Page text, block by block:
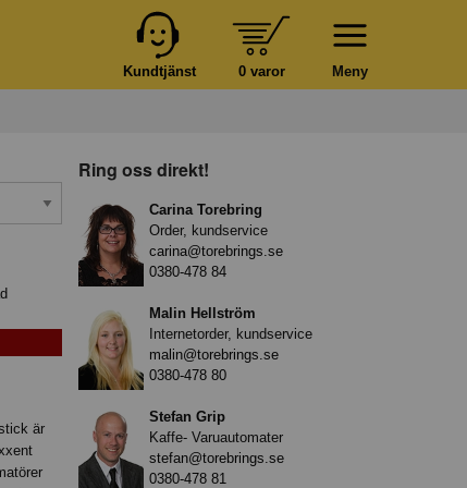
Meny
0 varor
Kundtjänst
är
Ring oss direkt!
Carina Torebring
Order, kundservice
carina@torebrings.se
0380-478 84
Malin Hellström
Internetorder, kundservice
malin@torebrings.se
0380-478 80
Stefan Grip
Kaffe- Varuautomater
stefan@torebrings.se
0380-478 81